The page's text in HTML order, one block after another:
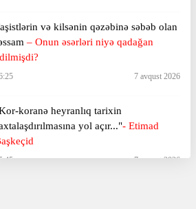
və kilsənin qəzəbinə səbəb olan
– Onun əsərləri niyə qadağan
7 avqust 2026
koranə heyranlıq tarixin
yol açır..."- Etimad
7 avqust 2026